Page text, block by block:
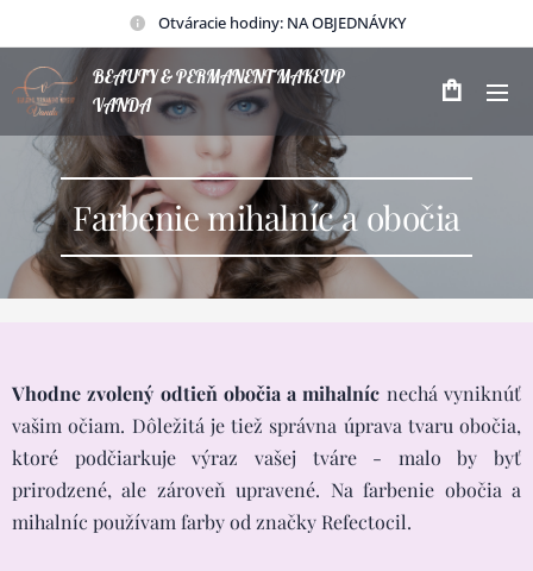
Otváracie hodiny: NA OBJEDNÁVKY
BEAUTY & PERMANENT MAKEUP
VANDA
Farbenie mihalníc a obočia
Vhodne zvolený odtieň obočia a mihalníc nechá vyniknúť
vašim očiam. Dôležitá je tiež správna úprava tvaru obočia,
ktoré podčiarkuje výraz vašej tváre - malo by byť
prirodzené, ale zároveň upravené. Na farbenie obočia a
mihalníc používam farby od značky Refectocil.